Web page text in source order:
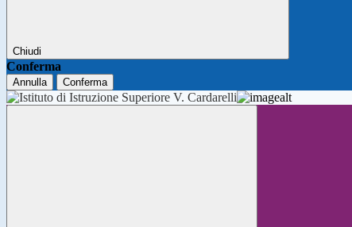
Chiudi
Conferma
Annulla Conferma